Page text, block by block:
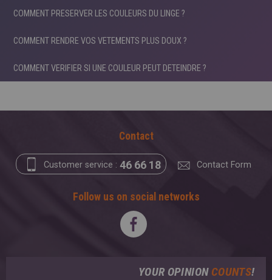
COMMENT PRESERVER LES COULEURS DU LINGE ?
COMMENT RENDRE VOS VETEMENTS PLUS DOUX ?
COMMENT VERIFIER SI UNE COULEUR PEUT DETEINDRE ?
Contact
Customer service : 46 66 18 Contact Form
Follow us on social networks
YOUR OPINION COUNTS!